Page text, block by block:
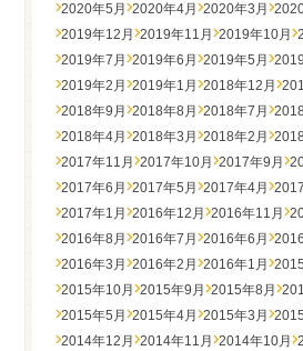
2020年5月 2020年4月 2020年3月
2019年12月 2019年11月 2019年10月
2019年7月 2019年6月 2019年5月
2019年2月 2019年1月 2018年12月
2018年9月 2018年8月 2018年7月
2018年4月 2018年3月 2018年2月
2017年11月 2017年10月 2017年9月
2017年6月 2017年5月 2017年4月
2017年1月 2016年12月 2016年11月
2016年8月 2016年7月 2016年6月
2016年3月 2016年2月 2016年1月
2015年10月 2015年9月 2015年8月
2015年5月 2015年4月 2015年3月
2014年12月 2014年11月 2014年10月